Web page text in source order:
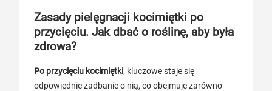
Zasady pielęgnacji kocimiętki po
przycięciu. Jak dbać o roślinę, aby była
zdrowa?
Po przycięciu kocimiętki, kluczowe staje się
odpowiednie zadbanie o nią, co obejmuje zarówno